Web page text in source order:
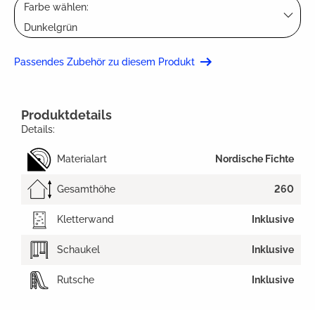
Farbe wählen:
Dunkelgrün
Passendes Zubehör zu diesem Produkt
Produktdetails
Details:
Materialart Nordische Fichte
Gesamthöhe 260
Kletterwand Inklusive
Schaukel Inklusive
Rutsche Inklusive